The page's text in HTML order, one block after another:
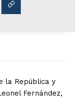
la República y
Fernández,